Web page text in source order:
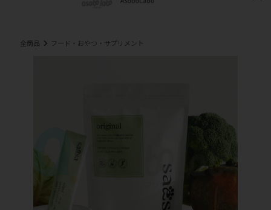
全商品 フード・おやつ・サプリメント